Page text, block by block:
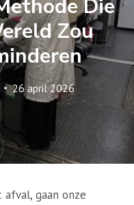
Die
Zou
26 april 2026
gaan onze